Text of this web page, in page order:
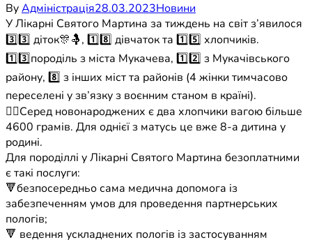
ByАдміністрація28.03.2023Новини
У Лікарні Святого Мартина за тиждень на світ з’явилося
3️⃣3️⃣ діток🎊🤱, 1️⃣8️⃣ дівчаток та 1️⃣5️⃣ хлопчиків.
1️⃣3️⃣породіль з міста Мукачева, 1️⃣2️⃣ з Мукачівського
району, 8️⃣ з інших міст та районів (4 жінки тимчасово
переселені у зв’язку з воєнним станом в країні).
☝🏼Серед новонароджених є два хлопчики вагою більше
4600 грамів. Для однієї з матусь це вже 8-а дитина у
родині.
Для породіллі у Лікарні Святого Мартина безоплатними
є такі послуги:
🔻безпосередньо сама медична допомога із
забезпеченням умов для проведення партнерських
пологів;
🔻 ведення ускладнених пологів із застосуванням